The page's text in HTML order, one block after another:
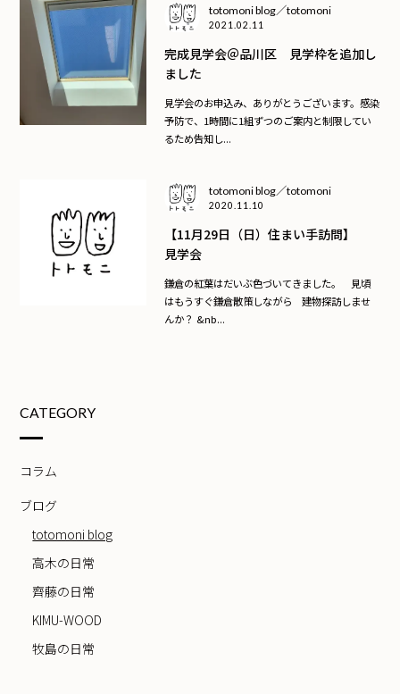
totomoni blog／totomoni
2021.02.11
完成見学会＠品川区 見学枠を追加し
ました
見学会のお申込み、ありがとうございます。感染
予防で、1時間に1組ずつのご案内と制限してい
るため告知し...
totomoni blog／totomoni
2020.11.10
【11月29日（日）住まい手訪問】
見学会
鎌倉の紅葉はだいぶ色づいてきました。 見頃
はもうすぐ鎌倉散策しながら 建物探訪しませ
んか？ &nb...
CATEGORY
コラム
ブログ
totomoni blog
高木の日常
齊藤の日常
KIMU-WOOD
牧島の日常